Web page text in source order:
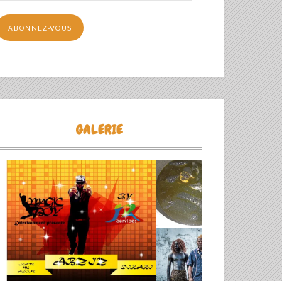
mail
ABONNEZ-VOUS
GALERIE